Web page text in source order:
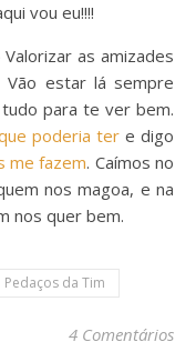
vou eu!!!!
Valorizar as amizades
estar lá sempre
para te ver bem.
poderia ter e digo
me fazem. Caímos no
nos magoa, e na
nos quer bem.
Pedaços da Tim
4 Comentários